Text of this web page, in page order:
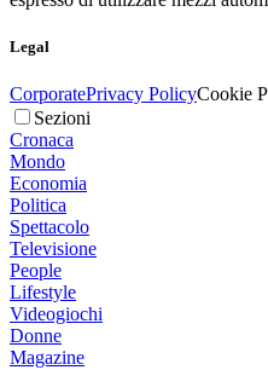
Legal
CorporatePrivacy PolicyCookie
Sezioni
Cronaca
Mondo
Economia
Politica
Spettacolo
Televisione
People
Lifestyle
Videogiochi
Donne
Magazine